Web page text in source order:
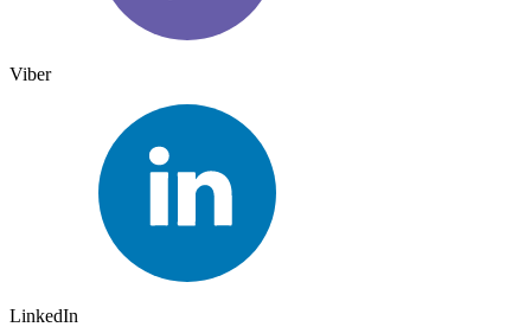
Viber
LinkedIn